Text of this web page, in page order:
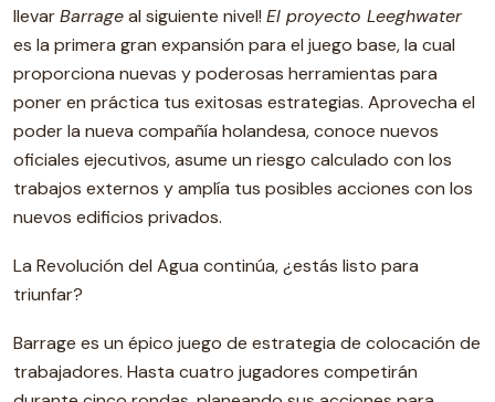
llevarBarrageal siguiente nivel! El proyecto Leeghwater
es la primera gran expansión para el juego base, la cual
proporciona nuevas y poderosas herramientas para
poner en práctica tus exitosas estrategias. Aprovecha el
poder la nueva compañía holandesa, conoce nuevos
oficiales ejecutivos, asume un riesgo calculado con los
trabajos externos y amplía tus posibles acciones con los
nuevos edificios privados.
La Revolución del Agua continúa, ¿estás listo para
triunfar?
Barrage es un épico juego de estrategia de colocación de
trabajadores. Hasta cuatro jugadores competirán